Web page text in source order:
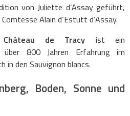
von Juliette d’Assay geführt,
Alain d’Estutt d’Assay.
de Tracy ist ein
über 800 Jahren Erfahrung im
in den Sauvignon blancs.
Boden, Sonne und